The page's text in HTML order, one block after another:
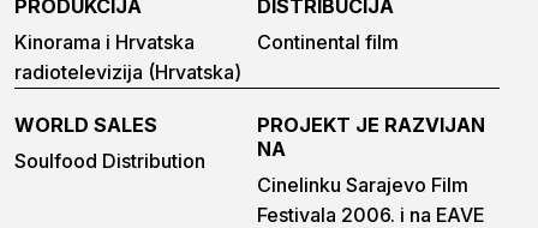
PRODUKCIJA
Kinorama i Hrvatska
radiotelevizija (Hrvatska)
DISTRIBUCIJA
Continental film
WORLD SALES
Soulfood Distribution
PROJEKT JE RAZVIJAN
NA
Cinelinku Sarajevo Film
Festivala 2006. i na EAVE